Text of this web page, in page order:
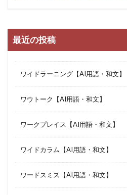
最近の投稿
ワイドラーニング【AI用語・和文】
ワウトーク【AI用語・和文】
ワークプレイス【AI用語・和文】
ワイドカラム【AI用語・和文】
ワードスミス【AI用語・和文】